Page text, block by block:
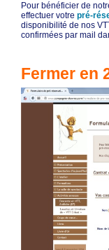
Pour bénéficier de
effectuer votrepré-
disponibilité de nos
confirmées par mail
Fermer en